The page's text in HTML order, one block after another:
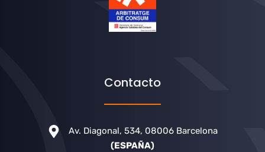
Contacto
Av. Diagonal, 534, 08006 Barcelona
(ESPAÑA)